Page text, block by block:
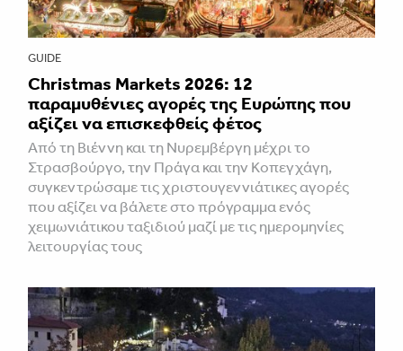
GUIDE
Christmas Markets 2026: 12
παραμυθένιες αγορές της Ευρώπης που
αξίζει να επισκεφθείς φέτος
Από τη Βιέννη και τη Νυρεμβέργη μέχρι το
Στρασβούργο, την Πράγα και την Κοπεγχάγη,
συγκεντρώσαμε τις χριστουγεννιάτικες αγορές
που αξίζει να βάλετε στο πρόγραμμα ενός
χειμωνιάτικου ταξιδιού μαζί με τις ημερομηνίες
λειτουργίας τους